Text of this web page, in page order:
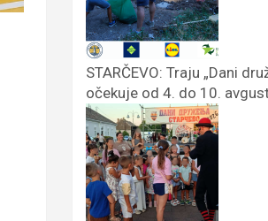
STARČEVO: Traju „Dani
očekuje od 4. do 10.